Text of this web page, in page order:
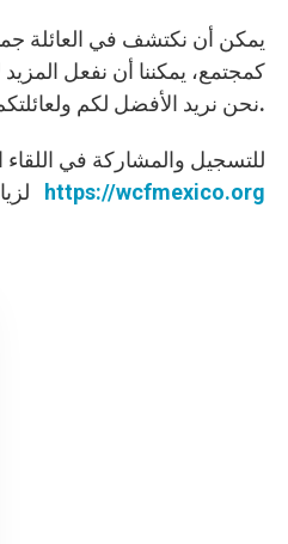
يمكن أن نكتشف في العائلة
كمجتمع، يمكننا أن نفعل المزيد
نحن نريد الأفضل لكم ولعائلتكم.
للتسجيل والمشاركة في اللقاء
https://wcfmexico.org